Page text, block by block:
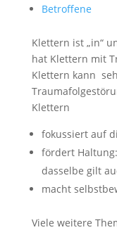
Betroffene
Klettern ist „in“
hat Klettern mit
Klettern kann
Klettern
fokussiert auf
fördert
dasselbe gilt
macht
Viele weitere